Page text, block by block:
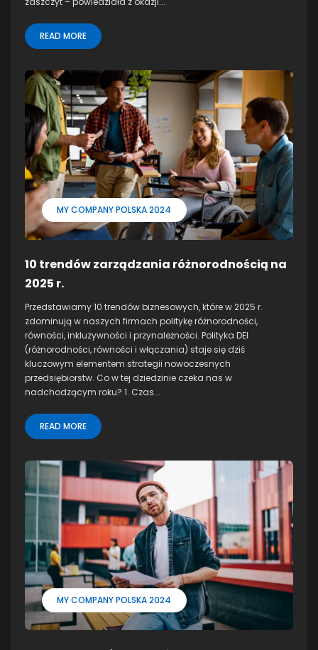
READ MORE
MY COMPANY POLSKA 2024
10 trendów zarządzania różnorodnością na
2025 r.
Przedstawiamy 10 trendów biznesowych, które w 2025 r.
zdominują w naszych firmach politykę różnorodności,
równości, inkluzywności i przynależności. Polityka DEI
(różnorodności, równości i włączania) staje się dziś
kluczowym elementem strategii nowoczesnych
przedsiębiorstw. Co w tej dziedzinie czeka nas w
nadchodzącym roku? 1. Czas...
READ MORE
MY COMPANY POLSKA 2024